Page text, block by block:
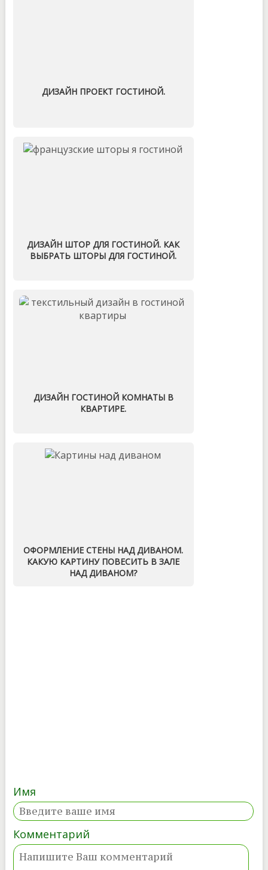
ДИЗАЙН ПРОЕКТ ГОСТИНОЙ.
ДИЗАЙН ШТОР ДЛЯ ГОСТИНОЙ. КАК
ВЫБРАТЬ ШТОРЫ ДЛЯ ГОСТИНОЙ.
ДИЗАЙН ГОСТИНОЙ КОМНАТЫ В
КВАРТИРЕ.
ОФОРМЛЕНИЕ СТЕНЫ НАД ДИВАНОМ.
КАКУЮ КАРТИНУ ПОВЕСИТЬ В ЗАЛЕ
НАД ДИВАНОМ?
Имя
Комментарий